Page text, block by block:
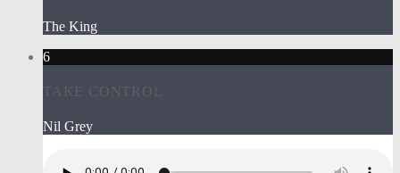
The King
6
TAKE CONTROL
Nil Grey